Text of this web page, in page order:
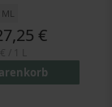
ML
€